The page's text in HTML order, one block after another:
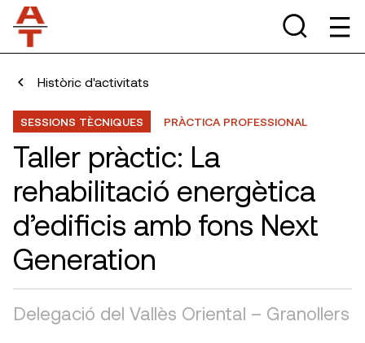
Històric d'activitats
SESSIONS TÈCNIQUES PRÀCTICA PROFESSIONAL
Taller pràctic: La
rehabilitació energètica
d’edificis amb fons Next
Generation
Delegació del Vallès Oriental – Granollers